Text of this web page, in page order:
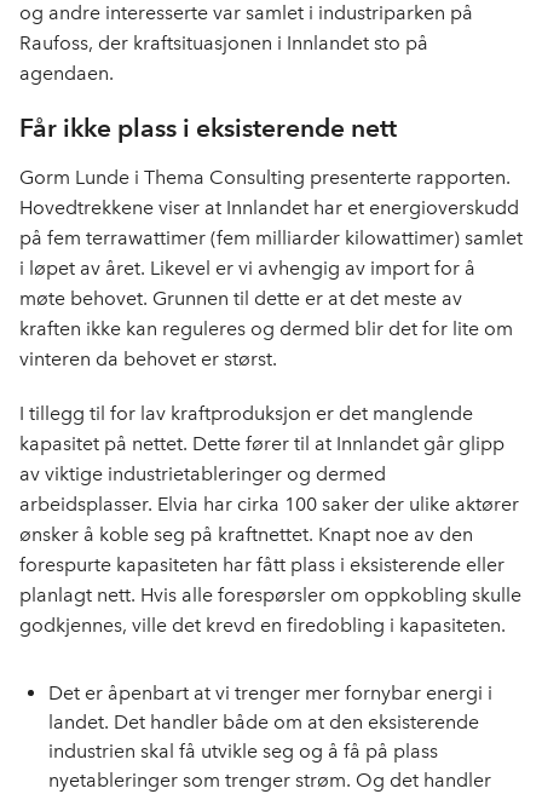
og andre interesserte var samlet i industriparken på
Raufoss, der kraftsituasjonen i Innlandet sto på
agendaen.
Får ikke plass i eksisterende nett
Gorm Lunde i Thema Consulting presenterte rapporten.
Hovedtrekkene viser at Innlandet har et energioverskudd
på fem terrawattimer (fem milliarder kilowattimer) samlet
i løpet av året. Likevel er vi avhengig av import for å
møte behovet. Grunnen til dette er at det meste av
kraften ikke kan reguleres og dermed blir det for lite om
vinteren da behovet er størst.
I tillegg til for lav kraftproduksjon er det manglende
kapasitet på nettet. Dette fører til at Innlandet går glipp
av viktige industrietableringer og dermed
arbeidsplasser. Elvia har cirka 100 saker der ulike aktører
ønsker å koble seg på kraftnettet. Knapt noe av den
forespurte kapasiteten har fått plass i eksisterende eller
planlagt nett. Hvis alle forespørsler om oppkobling skulle
godkjennes, ville det krevd en firedobling i kapasiteten.
Det er åpenbart at vi trenger mer fornybar energi i
landet. Det handler både om at den eksisterende
industrien skal få utvikle seg og å få på plass
nyetableringer som trenger strøm. Og det handler